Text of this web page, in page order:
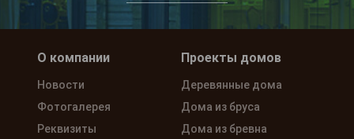
О компании
Новости
Фотогалерея
Реквизиты
Проекты домов
Деревянные дома
Дома из бруса
Дома из бревна